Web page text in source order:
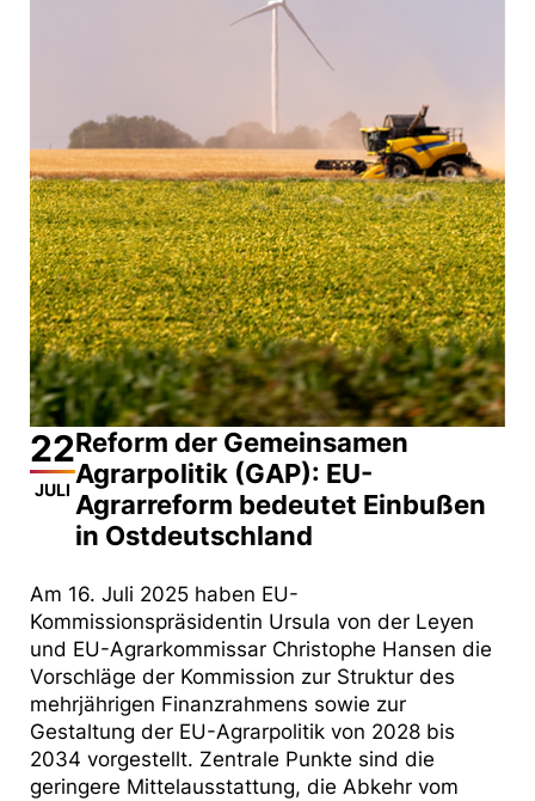
22
JULI
Reform der Gemeinsamen
Agrarpolitik (GAP): EU-
Agrarreform bedeutet Einbußen
in Ostdeutschland
Am 16. Juli 2025 haben EU-
Kommissionspräsidentin Ursula von der Leyen
und EU-Agrarkommissar Christophe Hansen die
Vorschläge der Kommission zur Struktur des
mehrjährigen Finanzrahmens sowie zur
Gestaltung der EU-Agrarpolitik von 2028 bis
2034 vorgestellt. Zentrale Punkte sind die
geringere Mittelausstattung, die Abkehr vom